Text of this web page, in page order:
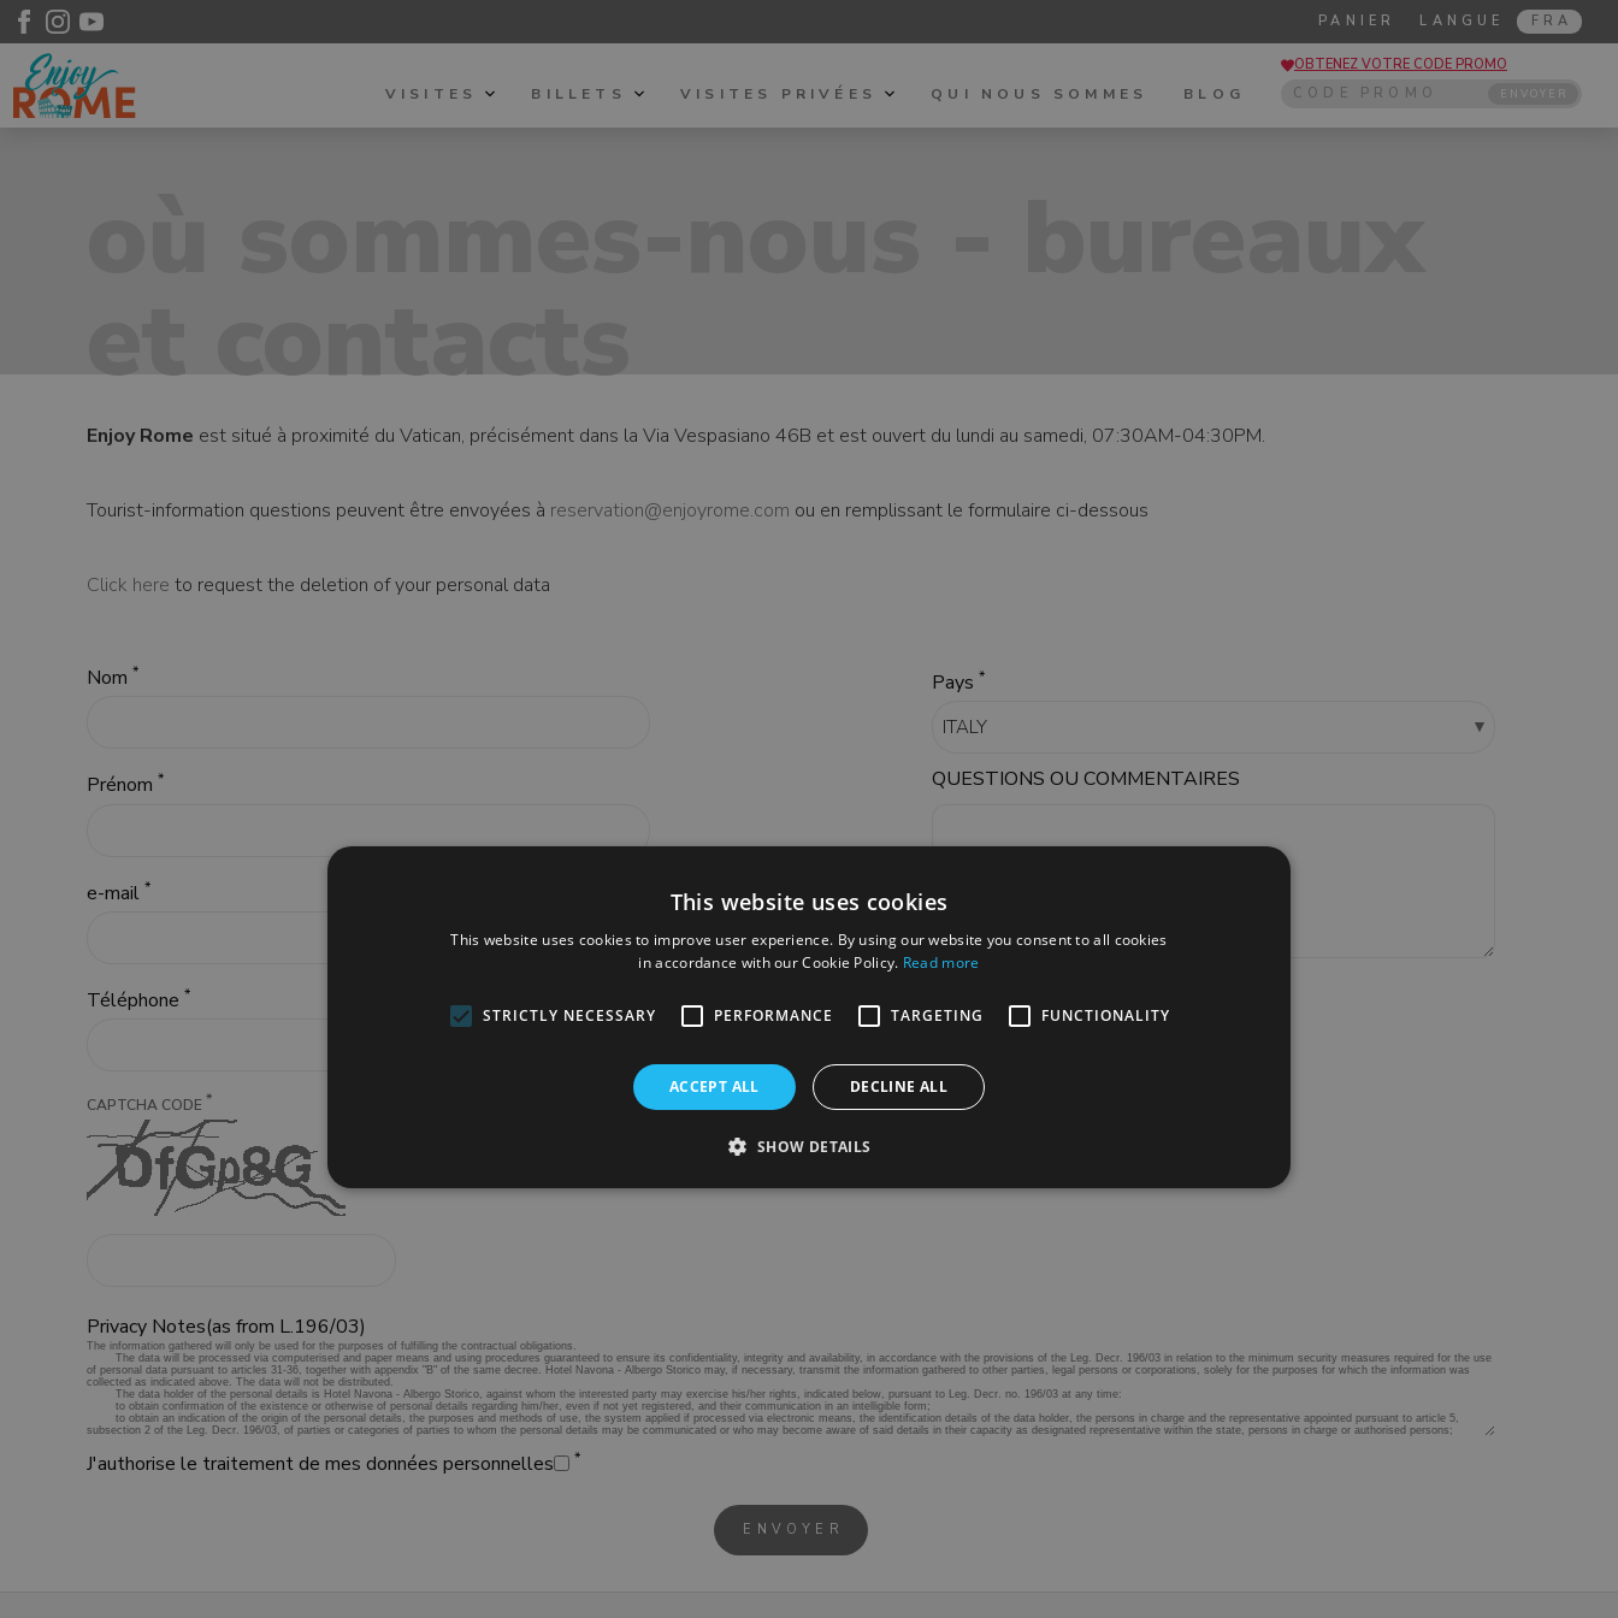
LANGUE FRA
PANIER
OBTENEZ VOTRE CODE PROMO
ENVOYER
VISITES BILLETS VISITES PRIVÉES QUI NOUS SOMMES BLOG
et contacts
Enjoy Rome est situé à proximité du Vatican, précisément dans la Via Vespasiano 46B et est ouvert du lundi au samedi, 07:30AM-04:30PM.
Tourist-information questions peuvent être envoyées à reservation@enjoyrome.com ou en remplissant le formulaire ci-dessous
Click here to request the deletion of your personal data
Nom *
Prénom *
e-mail *
Téléphone *
Pays *
QUESTIONS OU COMMENTAIRES
CAPTCHA CODE *
Privacy Notes(as from L.196/03)
J'authorise le traitement de mes données personnelles *
This website uses cookies
This website uses cookies to improve user experience. By using our website you consent to all cookies
in accordance with our Cookie Policy. Read more
STRICTLY NECESSARY PERFORMANCE TARGETING FUNCTIONALITY
ACCEPT ALL DECLINE ALL
SHOW DETAILS